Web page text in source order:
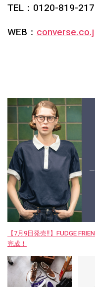
TEL：0120-819-217
WEB：
【7月9日発売‼︎】FUDGE
完成！